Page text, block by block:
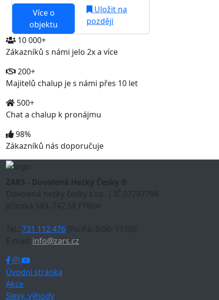
Více o
objektu
Uložit na
později
10 000+
Zákazníků s námi jelo 2x a více
200+
Majitelů chalup je s námi přes 10 let
500+
Chat a chalup k pronájmu
98%
Zákazníků nás doporučuje
ZARS - Dovolená Hezky Česky ®
Dovolená hezky česky s.r.o. | IČ 07797788
Jičínská 543, 742 58 Příbor
Tel.: 731 112 476 (Po-Pá: 9:00- 17:00)
E-mail: info@zars.cz
Úvodní stránka
Akce
Slevy, výhody